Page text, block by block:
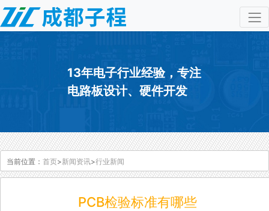
13年电子行业经验，专注
电路板设计、硬件开发
当前位置： 首页>新闻资讯>行业新闻
PCB检验标准有哪些